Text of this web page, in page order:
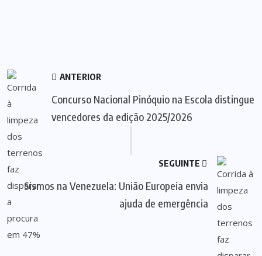
ANTERIOR
Concurso Nacional Pinóquio na Escola distingue
vencedores da edição 2025/2026
SEGUINTE
Sismos na Venezuela: União Europeia envia
ajuda de emergência